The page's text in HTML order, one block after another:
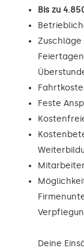
Bis zu
Zuschläge
Feste
Deine